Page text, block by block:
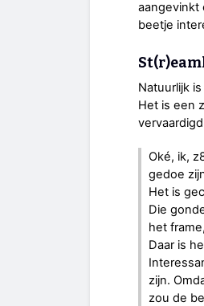
aangevinkt
beetje
Natuurlijk
Het is een
Oké, ik,
gedoe
Het is
Die
het
Daar is
zijn.
zou de